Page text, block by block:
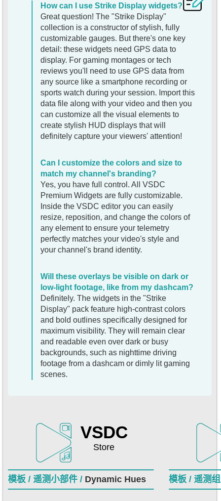
How can I use Strike Display widgets?
Great question! The "Strike Display"
collection is a constructor of stylish, fully
customizable gauges. But there's one key
detail: these widgets need GPS data to
display. For gaming montages or tech
reviews you'll need to use GPS data from
any source like a smartphone recording or
sports watch during your session. Import this
data file along with your video and then you
can customize all the visual elements to
create stylish HUD displays that will
definitely capture your viewers' attention!
Can I customize the colors and size to
match my channel's branding?
Yes, you have full control. All VSDC
Premium Widgets are fully customizable.
Inside the VSDC editor you can easily
resize, reposition, and change the colors of
any element to ensure your telemetry
perfectly matches your video's style and
your channel's brand identity.
Will these overlays be visible on dark or
low-light footage, like from my dashcam?
Definitely. The widgets in the "Strike
Display" pack feature high-contrast colors
and bold outlines specifically designed for
maximum visibility. They will remain clear
and readable even over dark or busy
backgrounds, such as nighttime driving
footage from a dashcam or dimly lit gaming
scenes.
VSDC
Store
模板 / 遥测小部件 / Dynamic Hues 模板 / 遥测